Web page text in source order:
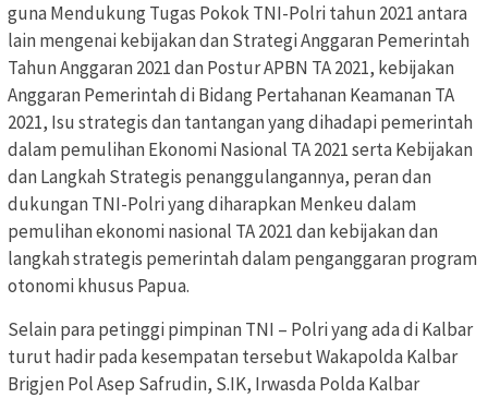
guna Mendukung Tugas Pokok TNI-Polri tahun 2021 antara
lain mengenai kebijakan dan Strategi Anggaran Pemerintah
Tahun Anggaran 2021 dan Postur APBN TA 2021, kebijakan
Anggaran Pemerintah di Bidang Pertahanan Keamanan TA
2021, Isu strategis dan tantangan yang dihadapi pemerintah
dalam pemulihan Ekonomi Nasional TA 2021 serta Kebijakan
dan Langkah Strategis penanggulangannya, peran dan
dukungan TNI-Polri yang diharapkan Menkeu dalam
pemulihan ekonomi nasional TA 2021 dan kebijakan dan
langkah strategis pemerintah dalam penganggaran program
otonomi khusus Papua.
Selain para petinggi pimpinan TNI – Polri yang ada di Kalbar
turut hadir pada kesempatan tersebut Wakapolda Kalbar
Brigjen Pol Asep Safrudin, S.IK, Irwasda Polda Kalbar